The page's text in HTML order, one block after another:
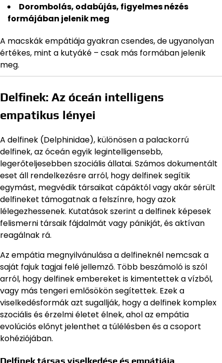
Dorombolás, odabújás, figyelmes nézés
formájában jelenik meg
A macskák empátiája gyakran csendes, de ugyanolyan
értékes, mint a kutyáké – csak más formában jelenik
meg.
Delfinek: Az óceán intelligens
empatikus lényei
A delfinek (Delphinidae), különösen a palackorrú
delfinek, az óceán egyik legintelligensebb,
legerőteljesebben szociális állatai. Számos dokumentált
eset áll rendelkezésre arról, hogy delfinek segítik
egymást, megvédik társaikat cápáktól vagy akár sérült
delfineket támogatnak a felszínre, hogy azok
lélegezhessenek. Kutatások szerint a delfinek képesek
felismerni társaik fájdalmát vagy pánikját, és aktívan
reagálnak rá.
Az empátia megnyilvánulása a delfineknél nemcsak a
saját fajuk tagjai felé jellemző. Több beszámoló is szól
arról, hogy delfinek embereket is kimentettek a vízből,
vagy más tengeri emlősökön segítettek. Ezek a
viselkedésformák azt sugallják, hogy a delfinek komplex
szociális és érzelmi életet élnek, ahol az empátia
evolúciós előnyt jelenthet a túlélésben és a csoport
kohéziójában.
Delfinek társas viselkedése és empátiája